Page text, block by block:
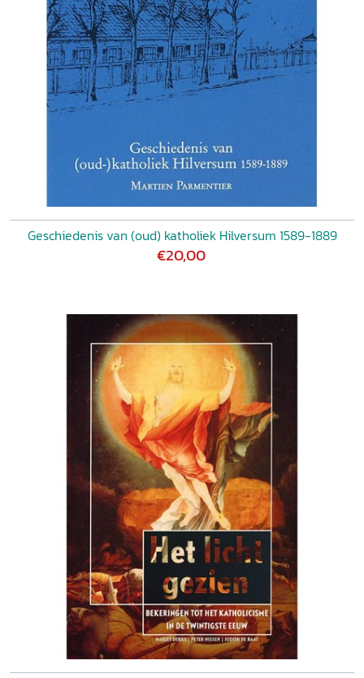
Geschiedenis van (oud) katholiek Hilversum 1589-1889
€20,00